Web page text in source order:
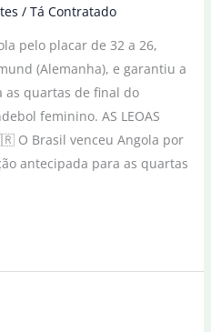
/ Tá Contratado
pelo placar de 32 a 26,
(Alemanha), e garantiu a
as quartas de final do
feminino. AS LEOAS
O Brasil venceu Angola por
antecipada para as quartas